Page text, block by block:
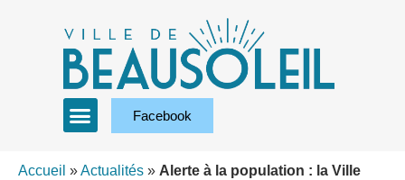
Facebook
Accueil »Actualités » Alerte à la population : la Ville